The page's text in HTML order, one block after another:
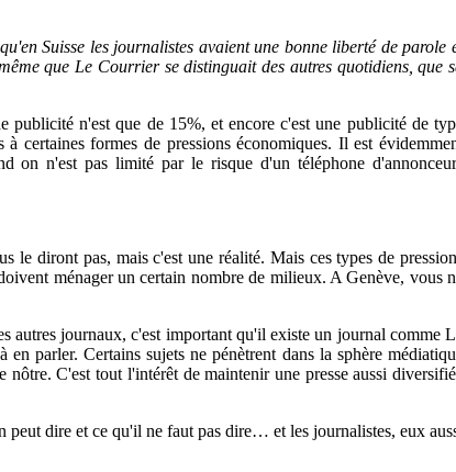
Suisse les journalistes avaient une bonne liberté de parole
que Le Courrier se distinguait des autres quotidiens, que
n'est que de 15%, et encore c'est une publicité de
certaines formes de pressions économiques. Il est
on n'est pas limité par le risque d'un téléphone
le diront pas, mais c'est une réalité. Mais ces types de
ménager un certain nombre de milieux. A Genève, vous
autres journaux, c'est important qu'il existe un journal comme
parler. Certains sujets ne pénètrent dans la sphère
C'est tout l'intérêt de maintenir une presse aussi
peut dire et ce qu'il ne faut pas dire… et les journalistes, eux